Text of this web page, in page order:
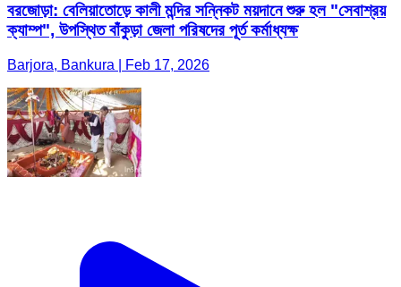
বরজোড়া: বেলিয়াতোড়ে কালী মন্দির সন্নিকট ময়দানে শুরু হল "সেবাশ্রয়
ক্যাম্প", উপস্থিত বাঁকুড়া জেলা পরিষদের পূর্ত কর্মাধ্যক্ষ
Barjora, Bankura | Feb 17, 2026